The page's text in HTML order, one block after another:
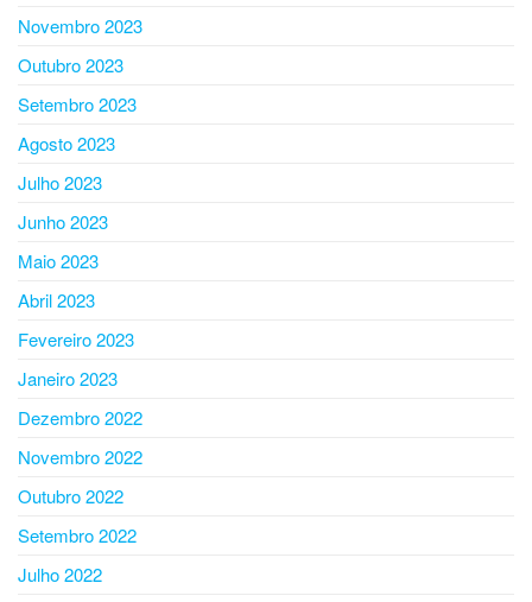
Novembro 2023
Outubro 2023
Setembro 2023
Agosto 2023
Julho 2023
Junho 2023
Maio 2023
Abril 2023
Fevereiro 2023
Janeiro 2023
Dezembro 2022
Novembro 2022
Outubro 2022
Setembro 2022
Julho 2022